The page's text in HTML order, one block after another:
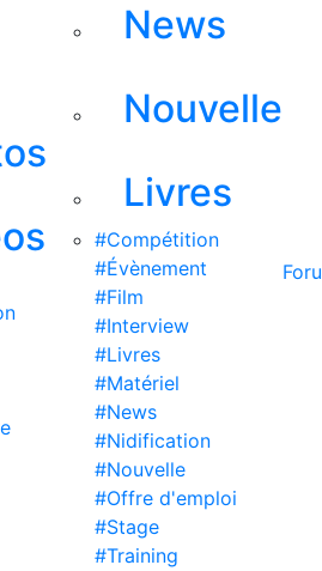
News
Nouvelle
Livres
#Compétition
#Évènement
#Film
#Interview
#Livres
#Matériel
#News
#Nidification
#Nouvelle
#Offre d'emploi
#Stage
#Training